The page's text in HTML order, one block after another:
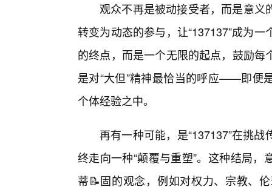
观众不再是被动接受者，而是意义
转变为动态的参与，让“137137”成为
的终点，而是一个无限的起点，鼓励
是对“大但”精神最恰当的呼应——即便
个体经验之中。
再有一种可能，是“137137”在挑
终走向一种“颠覆与重塑”。这种结局，
蒂📝固的观念，例如对权力、宗教、